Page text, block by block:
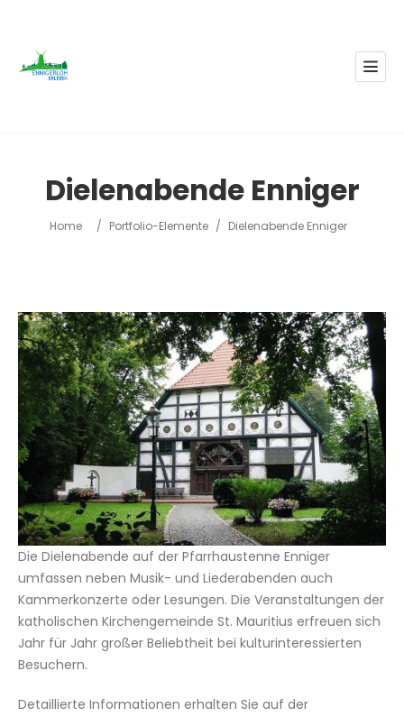
Dielenabende Enniger
Home / Portfolio-Elemente / Dielenabende Enniger
Die Dielenabende auf der Pfarrhaustenne Enniger
umfassen neben Musik- und Liederabenden auch
Kammerkonzerte oder Lesungen. Die Veranstaltungen der
katholischen Kirchengemeinde St. Mauritius erfreuen sich
Jahr für Jahr großer Beliebtheit bei kulturinteressierten
Besuchern.
Detaillierte Informationen erhalten Sie auf der